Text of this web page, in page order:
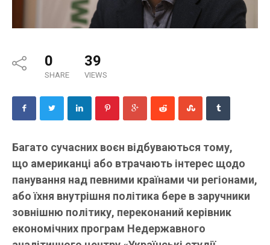
0
SHARE
39
VIEWS
Багато сучасних воєн відбуваються тому,
що американці або втрачають інтерес щодо
панування над певними країнами чи регіонами,
або їхня внутрішня політика бере в заручники
зовнішню політику, переконаний керівник
економічних програм Недержавного